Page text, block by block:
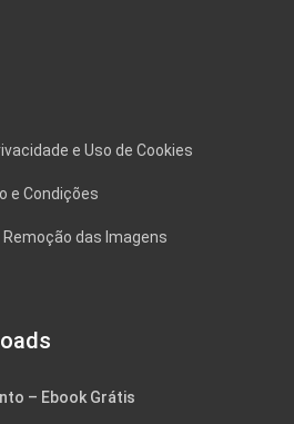
e Uso de Cookies
e Condições
das Imagens
– Ebook Grátis